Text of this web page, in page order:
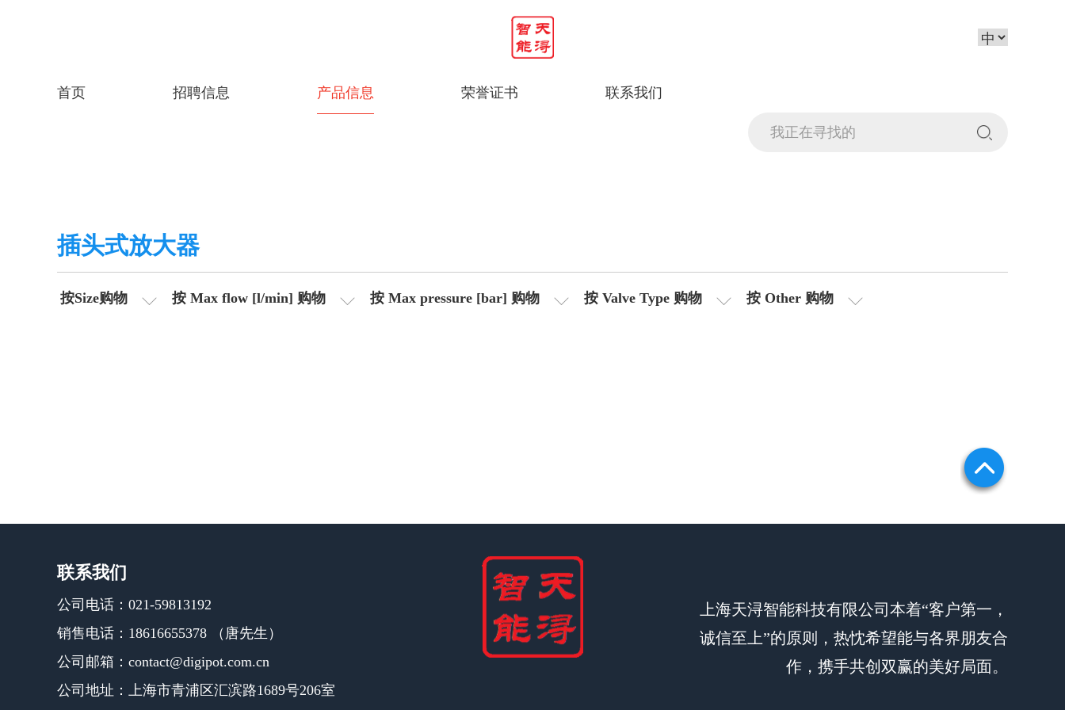
首页 招聘信息 产品信息 荣誉证书 联系我们
插头式放大器
按Size购物 按 Max flow [l/min] 购物 按 Max pressure [bar] 购物 按 Valve Type 购物 按 Other 购物
联系我们
公司电话：021-59813192
销售电话：18616655378 （唐先生）
公司邮箱：contact@digipot.com.cn
公司地址：上海市青浦区汇滨路1689号206室
上海天浔智能科技有限公司本着“客户第一，
诚信至上”的原则，热忱希望能与各界朋友合
作，携手共创双赢的美好局面。